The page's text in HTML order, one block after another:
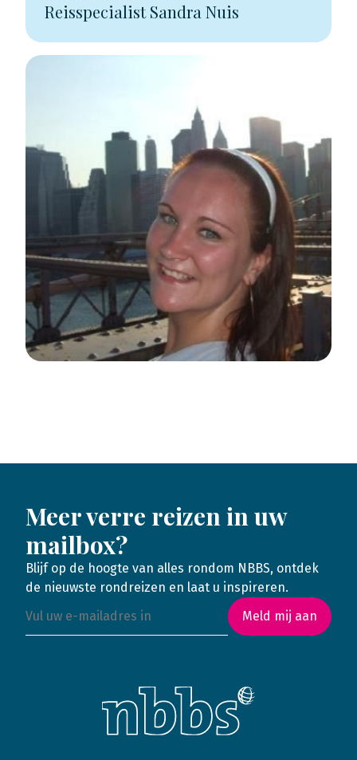
Reisspecialist Sandra Nuis
Meer verre reizen in uw
mailbox?
Blijf op de hoogte van alles rondom NBBS, ontdek
de nieuwste rondreizen en laat u inspireren.
Meld mij aan